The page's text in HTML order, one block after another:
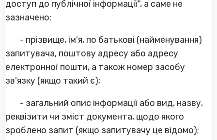
доступ до публічної інформації", а саме не
зазначено:
- прізвище, ім'я, по батькові (найменування)
запитувача, поштову адресу або адресу
електронної пошти, а також номер засобу
зв'язку (якщо такий є);
- загальний опис інформації або вид, назву,
реквізити чи зміст документа, щодо якого
зроблено запит (якщо запитувачу це відомо);